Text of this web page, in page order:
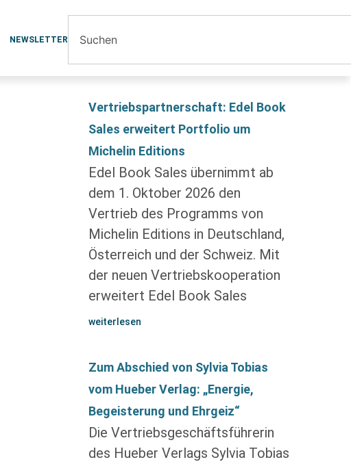
NEWSLETTER
Vertriebspartnerschaft: Edel Book
Sales erweitert Portfolio um
Michelin Editions
Edel Book Sales übernimmt ab
dem 1. Oktober 2026 den
Vertrieb des Programms von
Michelin Editions in Deutschland,
Österreich und der Schweiz. Mit
der neuen Vertriebskooperation
erweitert Edel Book Sales
weiterlesen
Zum Abschied von Sylvia Tobias
vom Hueber Verlag: „Energie,
Begeisterung und Ehrgeiz“
Die Vertriebsgeschäftsführerin
des Hueber Verlags Sylvia Tobias